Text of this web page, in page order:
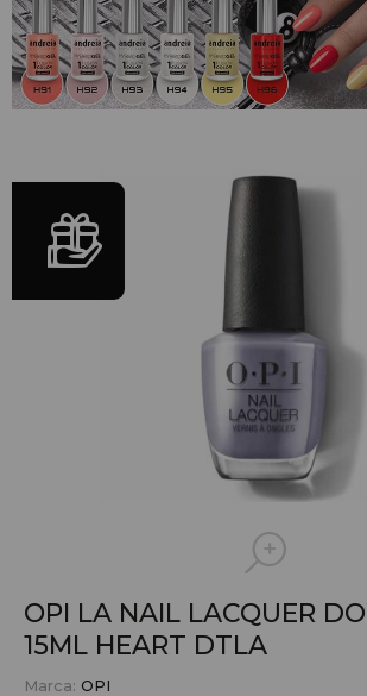
OPI LA NAIL LACQUER
15ML HEART DTLA
Marca: OPI